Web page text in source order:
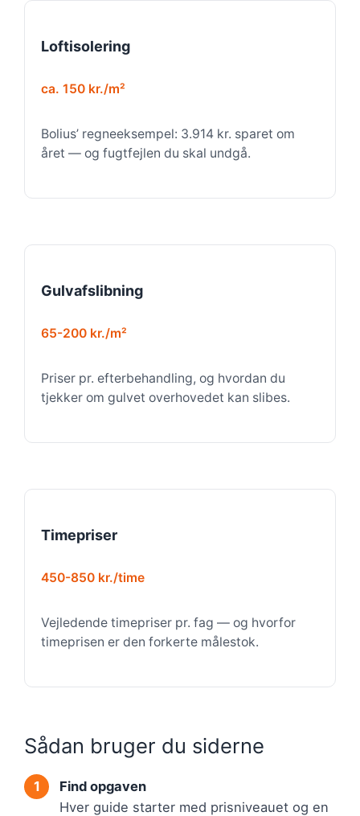
Loftisolering
ca. 150 kr./m²
Bolius’ regneeksempel: 3.914 kr. sparet om
året — og fugtfejlen du skal undgå.
Gulvafslibning
65-200 kr./m²
Priser pr. efterbehandling, og hvordan du
tjekker om gulvet overhovedet kan slibes.
Timepriser
450-850 kr./time
Vejledende timepriser pr. fag — og hvorfor
timeprisen er den forkerte målestok.
Sådan bruger du siderne
Find opgaven
Hver guide starter med prisniveauet og en